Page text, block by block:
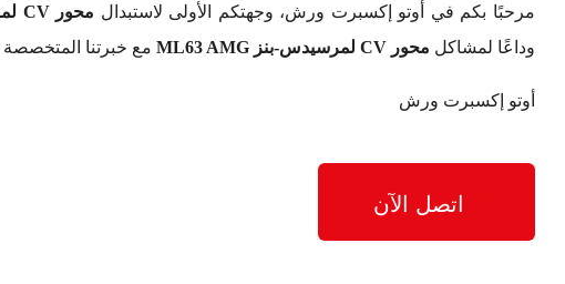
مرحبًا بكم في أوتو إكسبرت ورش، وجهتكم الأولى لاستبدال محور CV لمرسيدس-بنز ML63 AMG في دبي
وداعًا لمشاكل محور CV لمرسيدس-بنز ML63 AMG مع خبرتنا المتخصصة
أوتو إكسبرت ورش
اتصل الآن